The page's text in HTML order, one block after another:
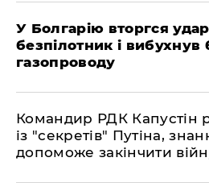
У Болгарію вторгся
безпілотник і вибухнув
газопроводу
Командир РДК Капустін
із "секретів" Путіна,
допоможе закінчити